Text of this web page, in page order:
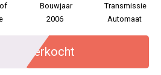
Bouwjaar
2006
Transmissie
Automaat
Verkocht